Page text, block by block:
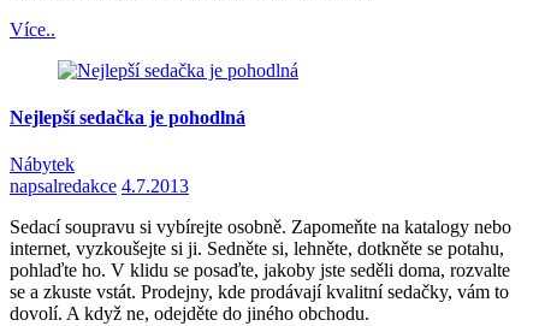
Více..
Nejlepší sedačka je pohodlná
Nábytek
napsalredakce 4.7.2013
Sedací soupravu si vybírejte osobně. Zapomeňte na katalogy nebo
internet, vyzkoušejte si ji. Sedněte si, lehněte, dotkněte se potahu,
pohlaďte ho. V klidu se posaďte, jakoby jste seděli doma, rozvalte
se a zkuste vstát. Prodejny, kde prodávají kvalitní sedačky, vám to
dovolí. A když ne, odejděte do jiného obchodu.